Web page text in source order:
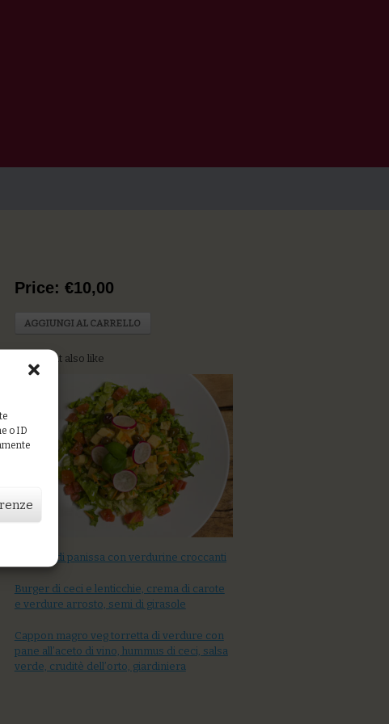
o ID
Price: €10,00
AGGIUNGI AL CARRELLO
You might also like
Insalata di panissa con verdurine croccanti
Burger di ceci e lenticchie, crema di carote
e verdure arrosto, semi di girasole
Cappon magro veg torretta di verdure con
pane all’aceto di vino, hummus di ceci, salsa
verde, cruditè dell’orto, giardiniera